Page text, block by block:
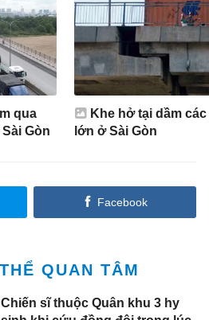
qua
Gòn
Khe hở tại dầm
lớn ở Sài Gòn
Facebook
QUAN TÂM
Chiến sĩ thuộc Quân khu 3 hy